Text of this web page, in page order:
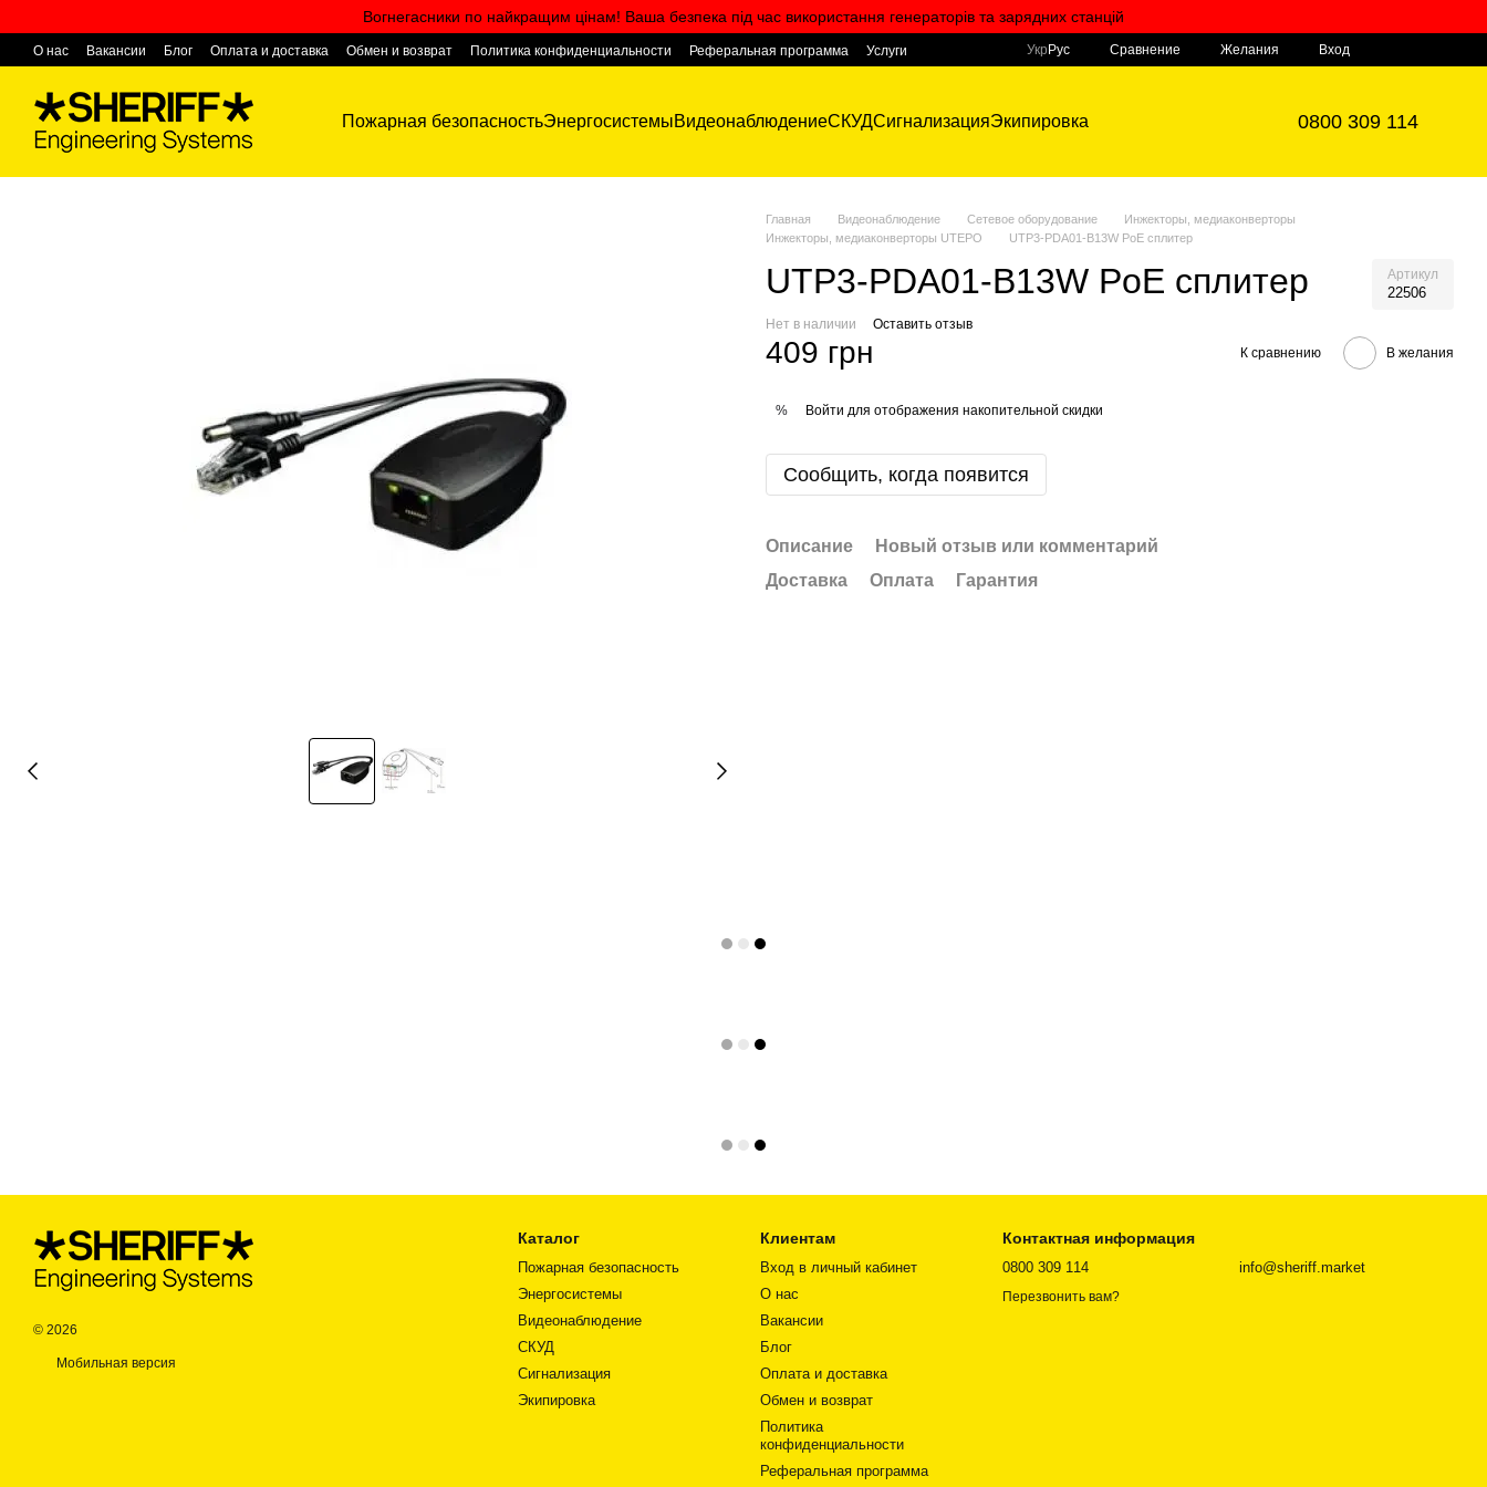
Вогнегасники по найкращим цінам! Ваша безпека під час використання генераторів та зарядних станцій
О нас Вакансии Блог Оплата и доставка Обмен и возврат Политика конфиденциальности Реферальная программа
Услуги
Укр Рус Сравнение Желания Вход
Пожарная безопасностьЭнергосистемыВидеонаблюдениеСКУДСигнализацияЭкипировка 0800 309 114
Главная Видеонаблюдение Сетевое оборудование
Инжекторы, медиаконверторы
Инжекторы, медиаконверторы UTEPO
UTP3-PDA01-B13W PoE сплитер
UTP3-PDA01-B13W PoE сплитер Артикул
22506
Нет в наличии Оставить отзыв
409 грн К сравнению В желания
% Войти для отображения накопительной скидки
Сообщить, когда появится
Описание
Новый отзыв или комментарий
Доставка
Оплата Гарантия
© 2026
Мобильная версия
Каталог
Пожарная безопасность
Энергосистемы
Видеонаблюдение
СКУД
Сигнализация
Экипировка
Клиентам
Вход в личный кабинет
О нас
Вакансии
Блог
Оплата и доставка
Обмен и возврат
Политика
конфиденциальности
Реферальная программа
Контактная информация
0800 309 114
Перезвонить вам?
info@sheriff.market